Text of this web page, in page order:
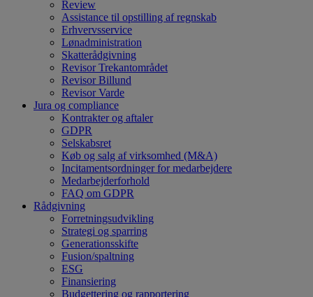
Review
Assistance til opstilling af regnskab
Erhvervsservice
Lønadministration
Skatterådgivning
Revisor Trekantområdet
Revisor Billund
Revisor Varde
Jura og compliance
Kontrakter og aftaler
GDPR
Selskabsret
Køb og salg af virksomhed (M&A)
Incitamentsordninger for medarbejdere
Medarbejderforhold
FAQ om GDPR
Rådgivning
Forretningsudvikling
Strategi og sparring
Generationsskifte
Fusion/spaltning
ESG
Finansiering
Budgettering og rapportering